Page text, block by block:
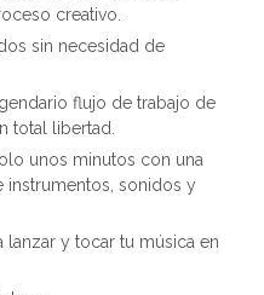
creativo.
sin necesidad de
flujo de trabajo de
total libertad.
unos minutos con una
instrumentos, sonidos y
y tocar tu música en